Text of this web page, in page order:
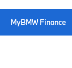
MyBMW Finance